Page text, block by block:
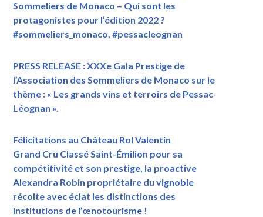
Sommeliers de Monaco – Qui sont les
protagonistes pour l’édition 2022 ?
#sommeliers_monaco, #pessacleognan
PRESS RELEASE : XXXe Gala Prestige de
l’Association des Sommeliers de Monaco sur le
thème : « Les grands vins et terroirs de Pessac-
Léognan ».
Félicitations au Château Rol Valentin
Grand Cru Classé Saint-Émilion pour sa
compétitivité et son prestige, la proactive
Alexandra Robin propriétaire du vignoble
récolte avec éclat les distinctions des
institutions de l’œnotourisme !